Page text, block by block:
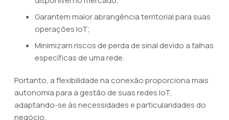
Garantem maior abrangência territorial para suas
operações IoT;
Minimizam riscos de perda de sinal devido a falhas
específicas de uma rede.
Portanto, a flexibilidade na conexão proporciona mais
autonomia para a gestão de suas redes IoT,
adaptando-se às necessidades e particularidades do
negócio.